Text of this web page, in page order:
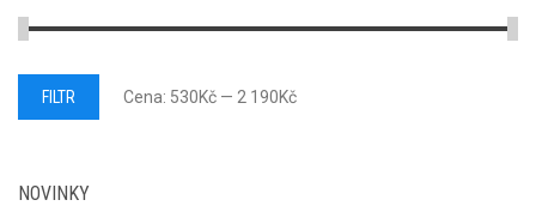
Minimální
Maximální
FILTR Cena: 530Kč — 2 190Kč
NOVINKY